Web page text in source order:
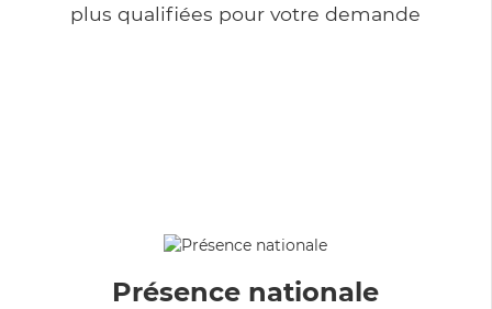
plus qualifiées pour votre demande
Présence nationale